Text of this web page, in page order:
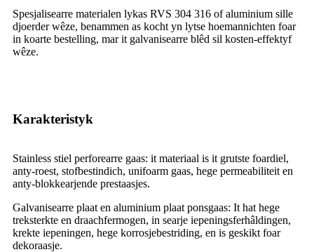
Spesjalisearre materialen lykas RVS 304 316 of aluminium sille
djoerder wêze, benammen as kocht yn lytse hoemannichten foar
in koarte bestelling, mar it galvanisearre blêd sil kosten-effektyf
wêze.
Karakteristyk
Stainless stiel perforearre gaas: it materiaal is it grutste foardiel,
anty-roest, stofbestindich, unifoarm gaas, hege permeabiliteit en
anty-blokkearjende prestaasjes.
Galvanisearre plaat en aluminium plaat ponsgaas: It hat hege
treksterkte en draachfermogen, in searje iepeningsferhâldingen,
krekte iepeningen, hege korrosjebestriding, en is geskikt foar
dekoraasje.